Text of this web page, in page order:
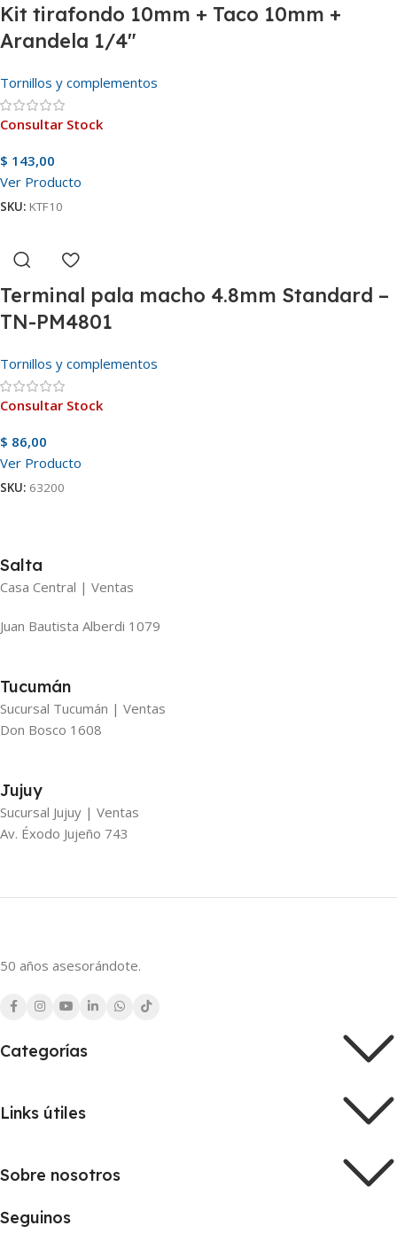
Kit tirafondo 10mm + Taco 10mm +
Arandela 1/4″
Tornillos y complementos
Consultar Stock
$ 143,00
Ver Producto
SKU: KTF10
Terminal pala macho 4.8mm Standard –
TN-PM4801
Tornillos y complementos
Consultar Stock
$ 86,00
Ver Producto
SKU: 63200
Salta
Casa Central | Ventas
Juan Bautista Alberdi 1079
Tucumán
Sucursal Tucumán | Ventas
Don Bosco 1608
Jujuy
Sucursal Jujuy | Ventas
Av. Éxodo Jujeño 743
50 años asesorándote.
Categorías
Links útiles
Sobre nosotros
Seguinos